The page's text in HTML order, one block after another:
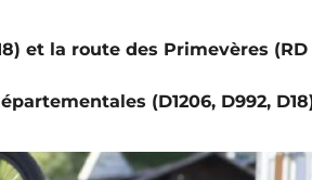
et la route des Primevères
(D1206, D992,